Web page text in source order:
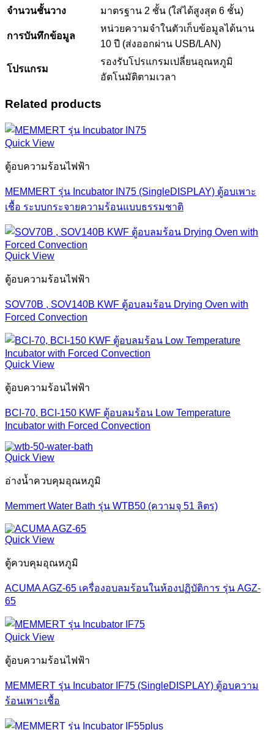
จำนวนชั้นวาง
มาตรฐาน 2 ชั้น (ใส่ได้สูงสุด 6 ชั้น)
การบันทึกข้อมูล
หน่วยความจำในตัวเก็บข้อมูลได้นาน
10 ปี (ส่งออกผ่าน USB/LAN)
โปรแกรม
รองรับโปรแกรมเปลี่ยนอุณหภูมิ
อัตโนมัติตามเวลา
Related products
Quick View
ตู้อบความร้อนไฟฟ้า
MEMMERT รุ่น Incubator IN75 (SingleDISPLAY) ตู้อบเพาะ
เชื้อ ระบบกระจายความร้อนแบบธรรมชาติ
Quick View
ตู้อบความร้อนไฟฟ้า
SOV70B , SOV140B KWF ตู้อบลมร้อน Drying Oven with
Forced Convection
Quick View
ตู้อบความร้อนไฟฟ้า
BCI-70, BCI-150 KWF ตู้อบลมร้อน Low Temperature
Incubator with Forced Convection
Quick View
อ่างน้ำควบคุมอุณหภูมิ
Memmert Water Bath รุ่น WTB50 (ความจุ 51 ลิตร)
Quick View
ตู้ควบคุมอุณหภูมิ
ACUMA AGZ-65 เครื่องอบลมร้อนในห้องปฏิบัติการ รุ่น AGZ-
65
Quick View
ตู้อบความร้อนไฟฟ้า
MEMMERT รุ่น Incubator IF75 (SingleDISPLAY) ตู้อบความ
ร้อนเพาะเชื้อ